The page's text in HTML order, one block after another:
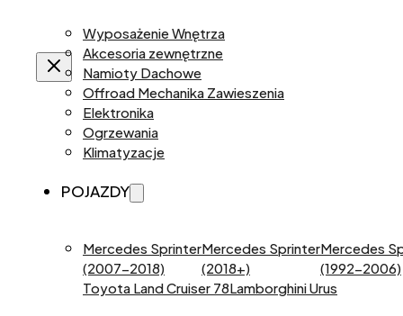
Wyposażenie Wnętrza
Akcesoria zewnętrzne
Namioty Dachowe
Offroad Mechanika Zawieszenia
Elektronika
Ogrzewania
Klimatyzacje
POJAZDY
Mercedes Sprinter
(2007-2018)
Mercedes Sprinter
(2018+)
Mercedes
(1992-2006)
Toyota Land Cruiser 78Lamborghini Urus